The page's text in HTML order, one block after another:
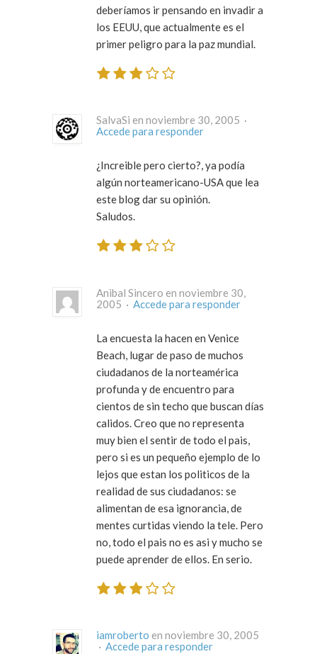
deberíamos ir pensando en invadir a
los EEUU, que actualmente es el
primer peligro para la paz mundial.
SalvaSi en noviembre 30, 2005 ·
Accede para responder
¿Increible pero cierto?, ya podía
algún norteamericano-USA que lea
este blog dar su opinión.
Saludos.
Anibal Sincero en noviembre 30,
2005 · Accede para responder
La encuesta la hacen en Venice
Beach, lugar de paso de muchos
ciudadanos de la norteamérica
profunda y de encuentro para
cientos de sin techo que buscan días
calidos. Creo que no representa
muy bien el sentir de todo el pais,
pero si es un pequeño ejemplo de lo
lejos que estan los politicos de la
realidad de sus ciudadanos: se
alimentan de esa ignorancia, de
mentes curtidas viendo la tele. Pero
no, todo el pais no es asi y mucho se
puede aprender de ellos. En serio.
iamroberto en noviembre 30, 2005
· Accede para responder